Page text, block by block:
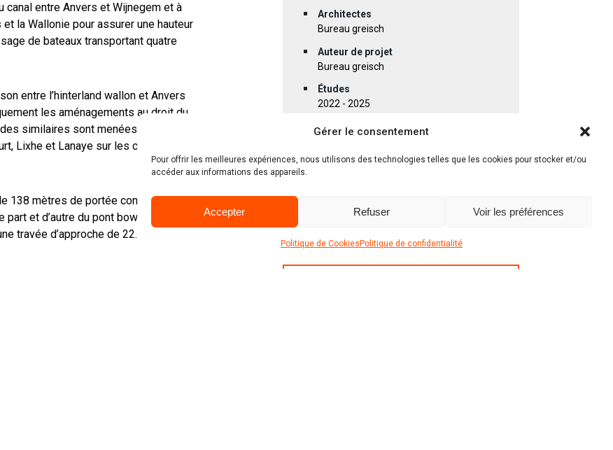
Gérer le consentement
Pour offrir les meilleures expériences, nous utilisons des technologies telles que les cookies pour stocker et/ou
accéder aux informations des appareils.
Accepter Refuser Voir les préférences
Politique de Cookies Politique de confidentialité
canal entre Anvers et Wijnegem et à
la Wallonie pour assurer une hauteur
de bateaux transportant quatre
entre l’hinterland wallon et Anvers
les aménagements au droit du
similaires sont menées par le
Lixhe et Lanaye sur les communes
138 mètres de portée construit en
et d’autre du pont bowstring, le
travée d’approche de 22.5 mètres
Architectes
Bureau greisch
Auteur de projet
Bureau greisch
Études
2022 - 2025
Réalisation
Coût des travaux
Sur le Canal Albert - Haccourt (BE)